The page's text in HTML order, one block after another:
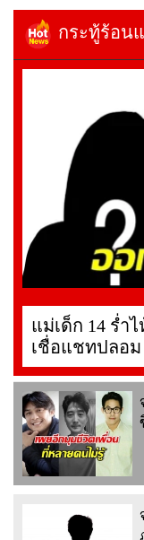
กระทู้ร้อน
แม่เด็ก 14 ร่ำ
เชื่อแชทปลอม